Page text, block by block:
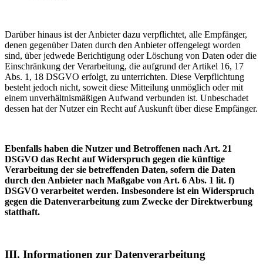
Darüber hinaus ist der Anbieter dazu verpflichtet, alle Empfänger,
denen gegenüber Daten durch den Anbieter offengelegt worden
sind, über jedwede Berichtigung oder Löschung von Daten oder die
Einschränkung der Verarbeitung, die aufgrund der Artikel 16, 17
Abs. 1, 18 DSGVO erfolgt, zu unterrichten. Diese Verpflichtung
besteht jedoch nicht, soweit diese Mitteilung unmöglich oder mit
einem unverhältnismäßigen Aufwand verbunden ist. Unbeschadet
dessen hat der Nutzer ein Recht auf Auskunft über diese Empfänger.
Ebenfalls haben die Nutzer und Betroffenen nach Art. 21
DSGVO das Recht auf Widerspruch gegen die künftige
Verarbeitung der sie betreffenden Daten, sofern die Daten
durch den Anbieter nach Maßgabe von Art. 6 Abs. 1 lit. f)
DSGVO verarbeitet werden. Insbesondere ist ein Widerspruch
gegen die Datenverarbeitung zum Zwecke der Direktwerbung
statthaft.
III. Informationen zur Datenverarbeitung